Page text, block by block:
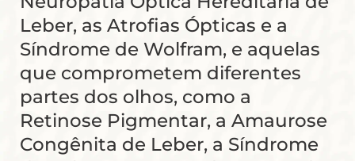
Leber, as Atrofias Ópticas e a
Síndrome de Wolfram, e aquelas
que comprometem diferentes
partes dos olhos, como a
Retinose Pigmentar, a Amaurose
Congênita de Leber, a Síndrome